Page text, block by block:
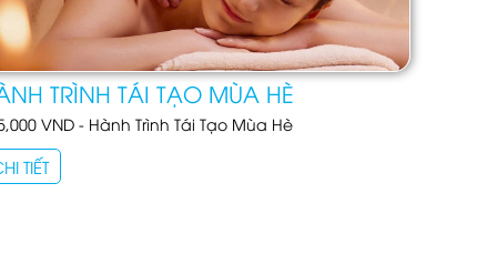
TRÌNH TÁI TẠO MÙA HÈ
995,000 VND - Hành Trình Tái Tạo Mùa Hè
TIẾT